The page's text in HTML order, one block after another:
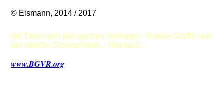
© Eismann, 2014 / 2017
die Tafel nach den ganzen Vorträgen - Kreide-Graffiti und
der übliche Schwachsinn... Glückauf...
www.BGVR.org